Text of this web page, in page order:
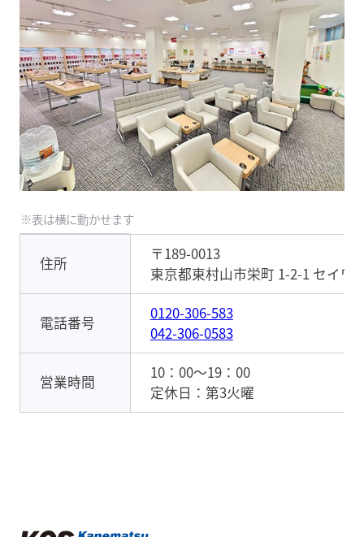
住所
〒189-0013
東京都東村山市栄町 1-2-1 セイワ
電話番号
0120-306-583
042-306-0583
営業時間
10：00～19：00
定休日：第3火曜